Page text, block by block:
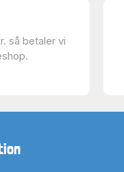
så betaler vi